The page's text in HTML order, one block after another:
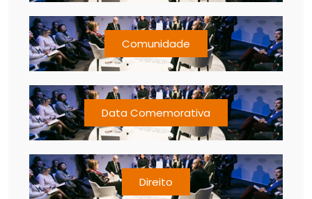
Comunidade
Data Comemorativa
Direito